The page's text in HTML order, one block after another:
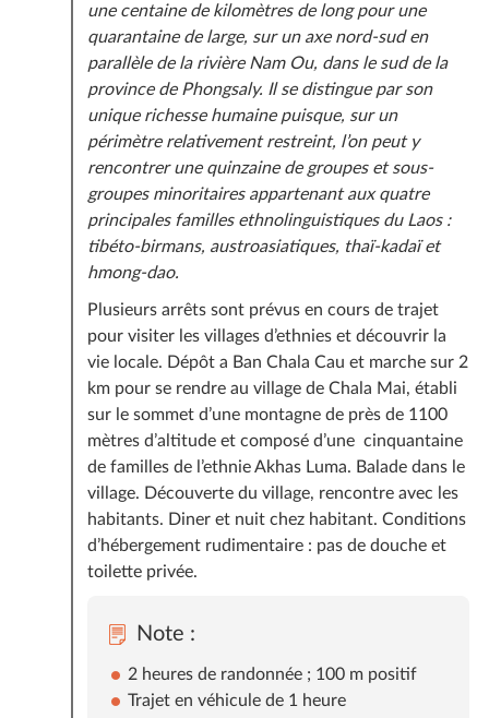
une centaine de kilomètres de long pour une
quarantaine de large, sur un axe nord-sud en
parallèle de la rivière Nam Ou, dans le sud de la
province de Phongsaly. Il se distingue par son
unique richesse humaine puisque, sur un
périmètre relativement restreint, l’on peut y
rencontrer une quinzaine de groupes et sous-
groupes minoritaires appartenant aux quatre
principales familles ethnolinguistiques du Laos :
tibéto-birmans, austroasiatiques, thaï-kadaï et
hmong-dao.
Plusieurs arrêts sont prévus en cours de trajet
pour visiter les villages d’ethnies et découvrir la
vie locale. Dépôt a Ban Chala Cau et marche sur 2
km pour se rendre au village de Chala Mai, établi
sur le sommet d’une montagne de près de 1100
mètres d’altitude et composé d’une cinquantaine
de familles de l’ethnie Akhas Luma. Balade dans le
village. Découverte du village, rencontre avec les
habitants. Diner et nuit chez habitant. Conditions
d’hébergement rudimentaire : pas de douche et
toilette privée.
Note :
2 heures de randonnée ; 100 m positif
Trajet en véhicule de 1 heure